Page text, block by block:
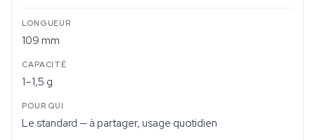
109 mm
1–1,5 g
Le standard — à partager, usage quotidien